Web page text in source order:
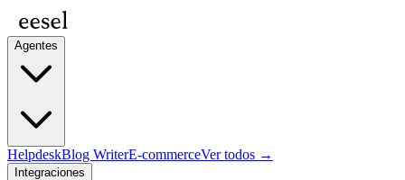
Agentes
HelpdeskBlog WriterE-commerceVer todos →
Integraciones